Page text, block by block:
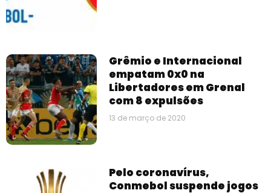
Grêmio e Internacional
empatam 0x0 na
Libertadores em Grenal
com 8 expulsões
13 de março de 2020
Pelo coronavírus,
Conmebol suspende jogos